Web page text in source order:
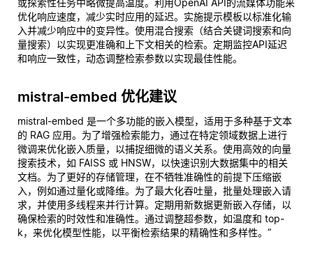
或探索性任务中略微提高温度。利用OpenAI API的流媒体功能来
优化响应速度，减少实时应用的延迟。实施提示模板以标准化输
入并减少响应中的变异性。使用混合搜索（结合关键词搜索和向
量搜索）以实现更准确和上下文相关的检索。定期监控API延迟
和响应一致性，动态调整检索参数以实现最佳性能。
mistral-embed 优化建议
mistral-embed 是一个多功能的嵌入模型，适用于多种基于文本
的 RAG 应用。为了增强检索能力，通过在特定领域数据上进行
微调来优化嵌入质量，以捕捉细微的语义关系。使用高效的向量
搜索技术，如 FAISS 或 HNSW，以快速识别大数据集中的相关
文档。为了更好的存储管理，在不牺牲准确性的前提下压缩嵌
入，例如通过量化或降维。为了最大化吞吐量，批量处理嵌入请
求，并使用多线程来并行计算。定期用新数据更新嵌入存储，以
确保检索的时效性和准确性。通过调整超参数，如温度和 top-
k，来优化模型性能，以平衡检索结果的精确性和多样性。”